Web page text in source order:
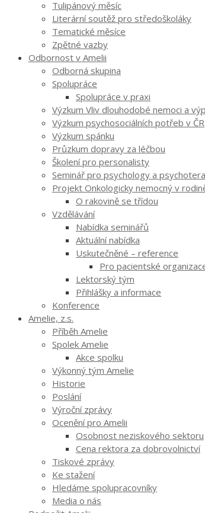
Tulipánový měsíc
Literární soutěž pro středoškoláky
Tematické měsíce
Zpětné vazby
Odbornost v Amelii
Odborná skupina
Spolupráce
Spolupráce v praxi
Výzkum Vliv dlouhodobé nemoci a
Výzkum psychosociálních potřeb v ČR
Výzkum spánku
Průzkum dopravy za léčbou
Školení pro personalisty
Seminář pro psychology a
Projekt Onkologicky nemocný v
O rakovině se třídou
Vzdělávání
Nabídka seminářů
Aktuální nabídka
Uskutečněné – reference
Pro pacientské
Lektorský tým
Přihlášky a informace
Konference
Amelie, z.s.
Příběh Amelie
Spolek Amelie
Akce spolku
Výkonný tým Amelie
Historie
Poslání
Výroční zprávy
Ocenění pro Amelii
Osobnost neziskového sektoru
Cena rektora za dobrovolnictví
Tiskové zprávy
Ke stažení
Hledáme spolupracovníky
Media o nás